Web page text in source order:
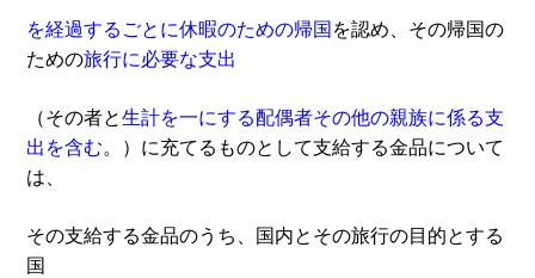
を経過するごとに休暇のための帰国を認め、その帰国の
ための旅行に必要な支出
（その者と生計を一にする配偶者その他の親族に係る支
出を含む。）に充てるものとして支給する金品について
は、
その支給する金品のうち、国内とその旅行の目的とする
国